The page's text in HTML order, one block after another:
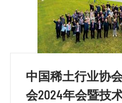
中国稀土行业协
会2024年会暨技